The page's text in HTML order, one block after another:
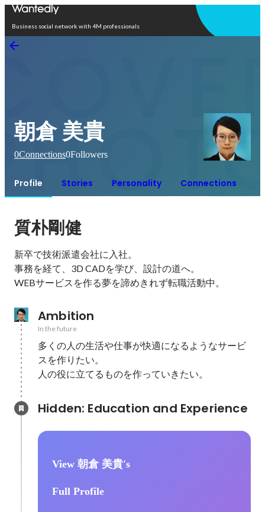
Business social network with 4M professionals
朝倉 美貴
0Connections0Followers
Profile Stories Personality Connections
質朴剛健
新卒で技術派遣会社に入社。
事務を経て、3D CADを学び、設計の道へ。
WEBサービスを作る夢を諦めきれず転職活動中。
Ambition
In the future
多くの人の生活や仕事が快適になるようなサービ
スを作りたい。
人の役に立てるものを作っていきたい。
View 朝倉 美貴's
Full Profile